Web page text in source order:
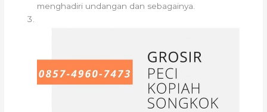
menghadiri undangan dan sebagainya.